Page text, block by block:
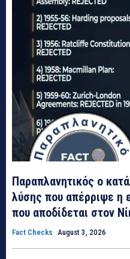
Παραπλανητικός ο
λύσης που απέρριψε η
που αποδίδεται στον
Fact Checks August 3, 2026